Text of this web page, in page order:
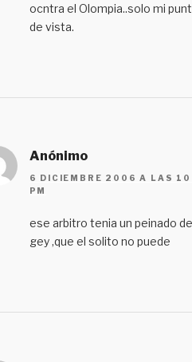
ocntra el Olompia..solo mi
de vista.
Anónimo
6 DICIEMBRE 2006 A LAS
PM
ese arbitro tenia un peinado de
gey ,que el solito no puede